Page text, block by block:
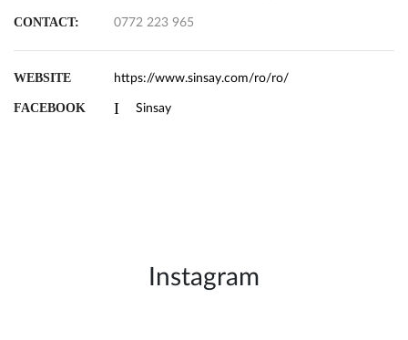
CONTACT: 0772 223 965
WEBSITE https://www.sinsay.com/ro/ro/
FACEBOOK Sinsay
Instagram